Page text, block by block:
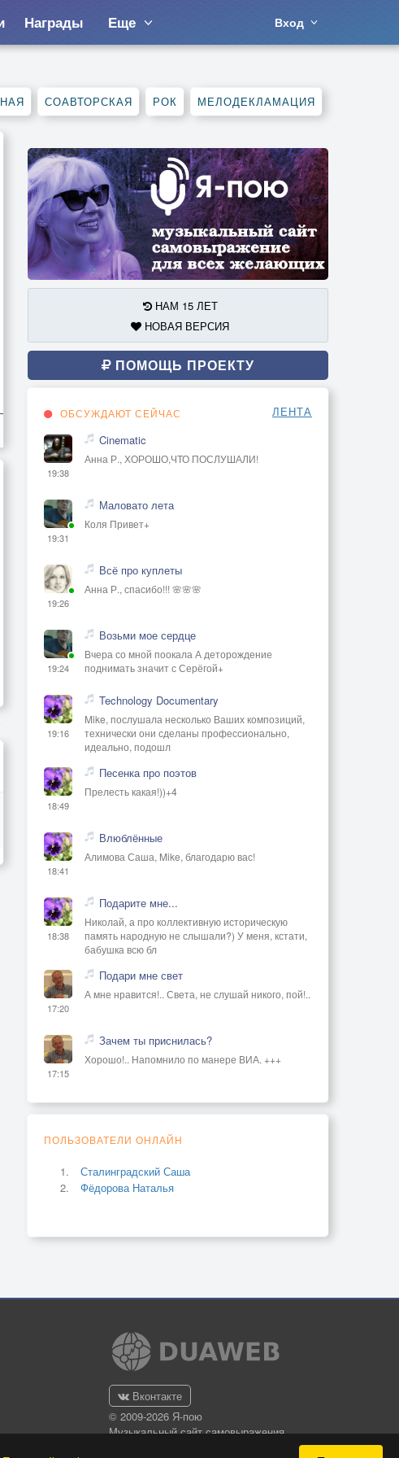
Награды Еще Вход
СОАВТОРСКАЯ РОК МЕЛОДЕКЛАМАЦИЯ
НАМ 15 ЛЕТ
НОВАЯ ВЕРСИЯ
ПОМОЩЬ ПРОЕКТУ
ОБСУЖДАЮТ СЕЙЧАС ЛЕНТА
19:38
Cinematic
Анна Р., ХОРОШО,ЧТО ПОСЛУШАЛИ!
19:31
Маловато лета
Коля Привет+
19:26
Всё про куплеты
Анна Р., спасибо!!! 🌸🌸🌸
19:24
Возьми мое сердце
Вчера со мной поокала А деторождение
поднимать значит с Серёгой+
19:16
Technology Documentary
Mike, послушала несколько Ваших композиций,
технически они сделаны профессионально,
идеально, подошл
18:49
Песенка про поэтов
Прелесть какая!))+4
18:41
Влюблённые
Алимова Саша, Mike, благодарю вас!
18:38
Подарите мне...
Николай, а про коллективную историческую
память народную не слышали?) У меня, кстати,
бабушка всю бл
17:20
Подари мне свет
А мне нравится!.. Света, не слушай никого, пой!..
17:15
Зачем ты приснилась?
Хорошо!.. Напомнило по манере ВИА. +++
ПОЛЬЗОВАТЕЛИ ОНЛАЙН
Сталинградский Саша
Фёдорова Наталья
Вконтакте
© 2009-2026 Я-пою
Музыкальный сайт самовыражения